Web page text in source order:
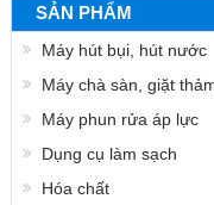
SẢN PHẨM
Máy hút bụi, hút nước
Máy chà sàn, giặt
Máy phun rửa áp lực
Dụng cụ làm sạch
Hóa chất